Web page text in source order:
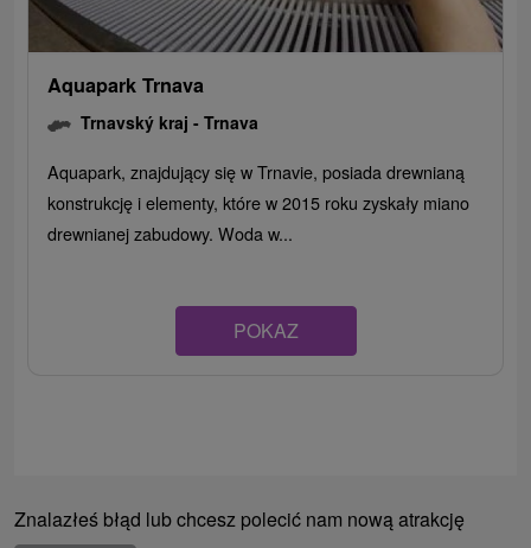
Aquapark Trnava
Trnavský kraj -Trnava
Aquapark, znajdujący się w Trnavie, posiada drewnianą
konstrukcję i elementy, które w 2015 roku zyskały miano
drewnianej zabudowy. Woda w...
POKAZ
Znalazłeś błąd lub chcesz polecić nam nową atrakcję